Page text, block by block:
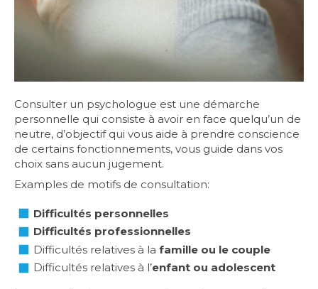
Consulter un psychologue est une démarche
personnelle qui consiste à avoir en face quelqu’un de
neutre, d’objectif qui vous aide à prendre conscience
de certains fonctionnements, vous guide dans vos
choix sans aucun jugement.
Examples de motifs de consultation:
Difficultés personnelles
Difficultés professionnelles
Difficultés relatives à la famille ou le couple
Difficultés relatives à l’enfant ou adolescent